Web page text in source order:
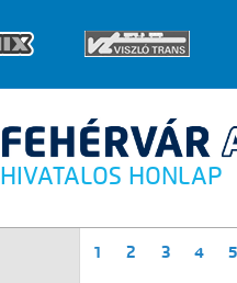
HIVATALOS HONLAP
1 2 3 4 5